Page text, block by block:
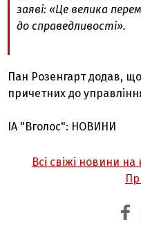
заяві: «Це велика
до справедливості».
Пан Розенгарт додав, що
причетних до
ІА "Вголос": НОВИНИ
Всі свіжі новини